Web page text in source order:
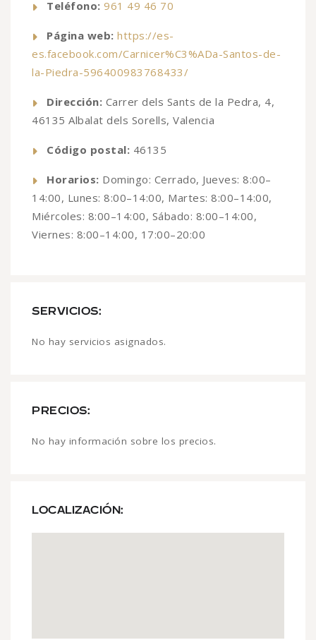
Teléfono: 961 49 46 70
Página web: https://es-
es.facebook.com/Carnicer%C3%ADa-Santos-de-
la-Piedra-596400983768433/
Dirección: Carrer dels Sants de la Pedra, 4,
46135 Albalat dels Sorells, Valencia
Código postal: 46135
Horarios: Domingo: Cerrado, Jueves: 8:00–
14:00, Lunes: 8:00–14:00, Martes: 8:00–14:00,
Miércoles: 8:00–14:00, Sábado: 8:00–14:00,
Viernes: 8:00–14:00, 17:00–20:00
SERVICIOS:
No hay servicios asignados.
PRECIOS:
No hay información sobre los precios.
LOCALIZACIÓN: